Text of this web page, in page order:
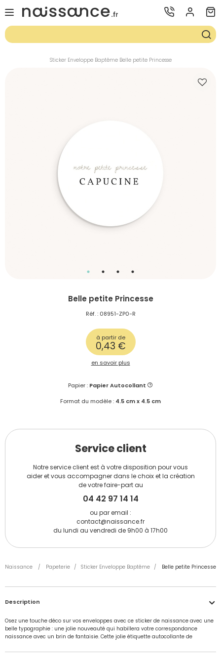
Sticker Enveloppe Baptême Belle petite Princesse
Belle petite Princesse
Réf. : 08951-ZP0-R
à partir de
0,43 €
en savoir plus
Papier : Papier Autocollant
Format du modèle : 4.5 cm x 4.5 cm
Service client
Notre service client est à votre disposition pour vous
aider et vous accompagner dans le choix et la création
de votre faire-part au
04 42 97 14 14
ou par email :
contact@naissance.fr
du lundi au vendredi de 9h00 à 17h00
Naissance / Papeterie / Sticker Enveloppe Baptême / Belle petite Princesse
Description
Osez une touche déco sur vos enveloppes avec ce sticker de naissance avec une
belle typographie : une jolie nouveauté qui habillera votre correspondance
naissance avec un brin de fantaisie. Cette jolie étiquette autocollante de
personnaliser avec le prénom de votre princesse en quelques clics. Ce sticker